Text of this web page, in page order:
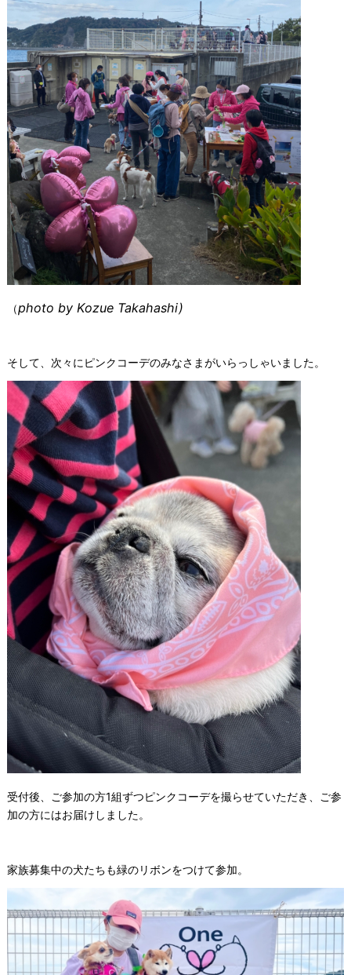
（photo by Kozue Takahashi)
そして、次々にピンクコーデのみなさまがいらっしゃいました。
受付後、ご参加の方1組ずつピンクコーデを撮らせていただき、ご参
加の方にはお届けしました。
家族募集中の犬たちも緑のリボンをつけて参加。